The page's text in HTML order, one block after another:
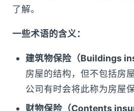
了解。
一些术语的含义：
建筑物保险（Buildings
房屋的结构，但不包括房
公司有时会将此称为房屋保
财物保险（Contents